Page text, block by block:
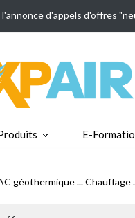
d'appels d'offres
E-
géothermique ... Chauffage